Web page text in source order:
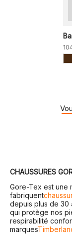
CHAUSSURES
Gore-Tex est une
fabriquent
depuis plus de 30
qui protège nos
respirabilité
marques